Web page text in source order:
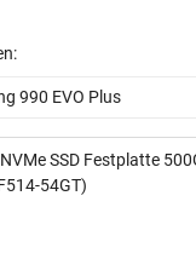
990 EVO Plus
SSD Festplatte
54GT)